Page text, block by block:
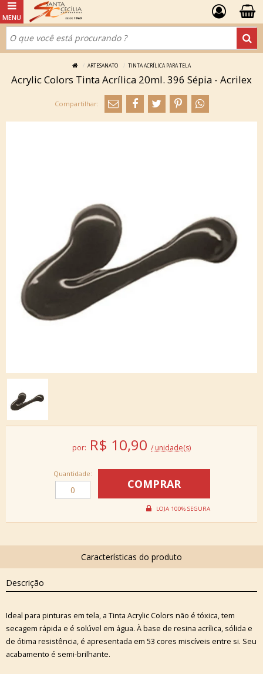
ARTESANATO TINTA ACRÍLICA PARA TELA
Acrylic Colors Tinta Acrílica 20ml. 396 Sépia - Acrilex
por: R$ 10,90 / unidade(s)
Quantidade:
Descrição
Ideal para pinturas em tela, a Tinta Acrylic Colors não é tóxica, tem
secagem rápida e é solúvel em água. À base de resina acrílica, sólida e
de ótima resistência, é apresentada em 53 cores miscíveis entre si. Seu
acabamento é semi-brilhante.